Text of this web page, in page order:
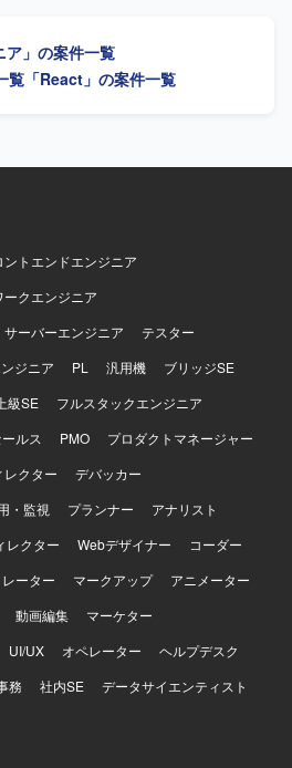
ア」の案件一覧
覧 「React」の案件一覧
ントエンドエンジニア
ークエンジニア
サーバーエンジニア
テスター
ジニア PL 汎用機
ブリッジSE
上級SE
フルスタックエンジニア
ルス PMO
プロダクトマネージャー
クター
デバッカー
・監視 プランナー
アナリスト
レクター Webデザイナー
コーダー
ーター マークアップ
アニメーター
動画編集
マーケター
UI/UX オペレーター
ヘルプデスク
務 社内SE
データサイエンティスト